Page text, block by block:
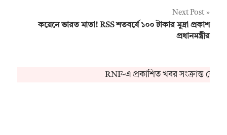
Next Post
কয়েনে ভারত মাতা! RSS শতবর্ষে ১০০ টাকার মুদ্রা প্রকাশ
প্রধানমন্ত্রীর
RNF-এ প্রকাশিত খবর সংক্রান্ত